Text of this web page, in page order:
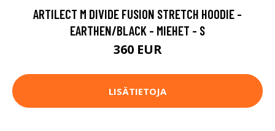
ARTILECT M DIVIDE FUSION STRETCH HOODIE -
EARTHEN/BLACK - MIEHET - S
360 EUR
LISÄTIETOJA